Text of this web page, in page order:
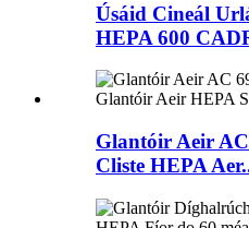
Úsáid Cineál
HEPA 600
Glantóir Aeir
Cliste HEPA